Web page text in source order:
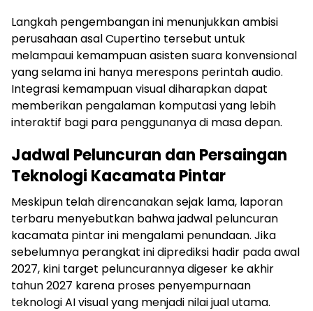
Langkah pengembangan ini menunjukkan ambisi
perusahaan asal Cupertino tersebut untuk
melampaui kemampuan asisten suara konvensional
yang selama ini hanya merespons perintah audio.
Integrasi kemampuan visual diharapkan dapat
memberikan pengalaman komputasi yang lebih
interaktif bagi para penggunanya di masa depan.
Jadwal Peluncuran dan Persaingan
Teknologi Kacamata Pintar
Meskipun telah direncanakan sejak lama, laporan
terbaru menyebutkan bahwa jadwal peluncuran
kacamata pintar ini mengalami penundaan. Jika
sebelumnya perangkat ini diprediksi hadir pada awal
2027, kini target peluncurannya digeser ke akhir
tahun 2027 karena proses penyempurnaan
teknologi AI visual yang menjadi nilai jual utama.